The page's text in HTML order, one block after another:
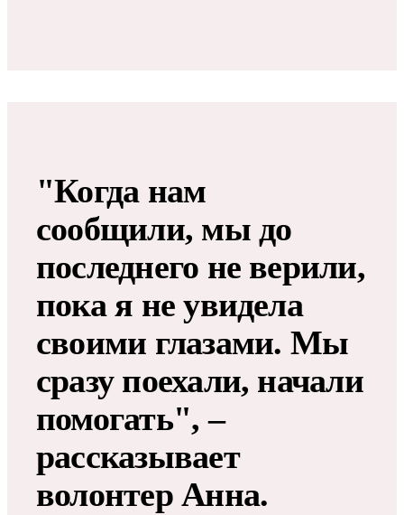
"Когда нам
сообщили, мы до
последнего не верили,
пока я не увидела
своими глазами. Мы
сразу поехали, начали
помогать", –
рассказывает
волонтер Анна.